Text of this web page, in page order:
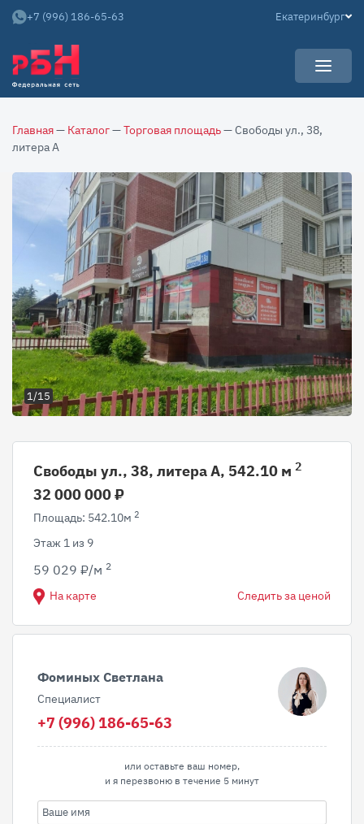
Арендаторам
Собственникам
НОВОСТИ
О КОМПАНИИ
О нас
Команда
Контакты
Отзывы
АРЕНДНЫЙ БИЗНЕС
+7 (996) 186-65-63 Екатеринбург
Главная— Каталог—Торговая площадь— Свободы ул., 38,
литера А
1/15
Свободы ул., 38, литера А, 542.10 м 2
32 000 000 ₽
Площадь: 542.10м 2
Этаж 1 из 9
59 029 ₽/м 2
На карте Следить за ценой
Фоминых Светлана
Специалист
+7 (996) 186-65-63
или оставьте ваш номер,
и я перезвоню в течение 5 минут